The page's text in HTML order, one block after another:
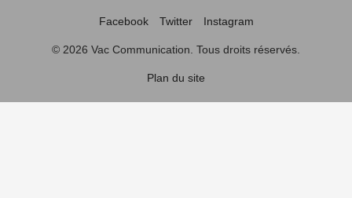
Facebook Twitter Instagram
© 2026 Vac Communication. Tous droits réservés.
Plan du site